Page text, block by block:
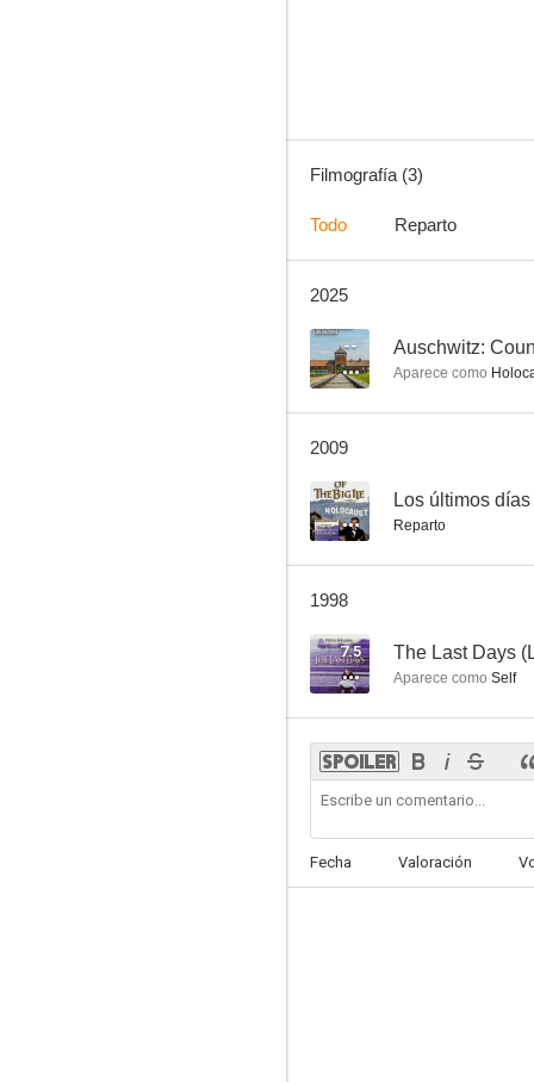
Filmografía (3)
Todo Reparto
2025
-- Auschwitz:
Aparece como
2009
-- Los últimos
Reparto
1998
7.5 The Last Days
Aparece como Self
Fecha Valoración